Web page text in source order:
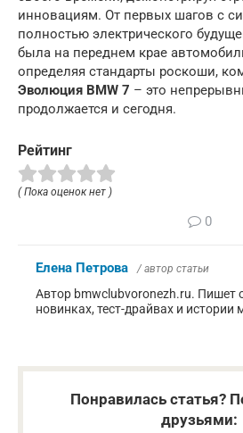
инновациям. От первых шагов с
полностью электрического
была на переднем крае
определяя стандарты роскоши,
Эволюция BMW 7 – это
продолжается и сегодня.
Рейтинг
( Пока оценок нет )
0
Елена Петрова / автор статьи
Автор bmwclubvoronezh.ru. Пишет
новинках, тест-драйвах и истории
Понравилась статья?
друзьями: